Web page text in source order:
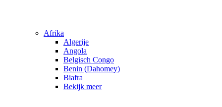
Afrika
Algerije
Angola
Belgisch Congo
Benin (Dahomey)
Biafra
Bekijk meer